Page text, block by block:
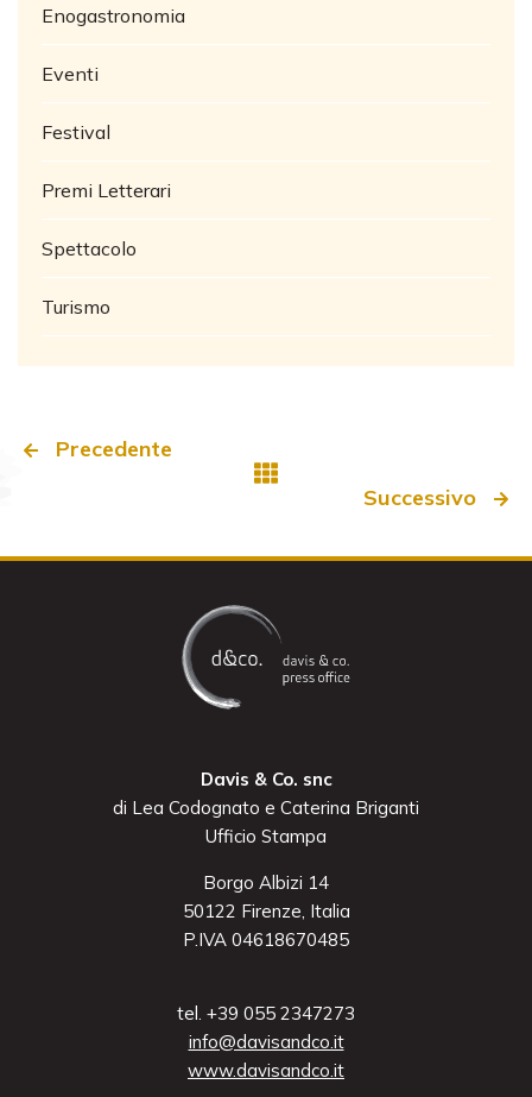
Enogastronomia
Eventi
Festival
Premi Letterari
Spettacolo
Turismo
Precedente
Successivo
Davis & Co. snc
di Lea Codognato e Caterina Briganti
Ufficio Stampa
Borgo Albizi 14
50122 Firenze, Italia
P.IVA 04618670485
tel. +39 055 2347273
info@davisandco.it
www.davisandco.it